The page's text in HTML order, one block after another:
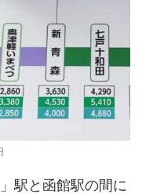
駅と函館駅の間に